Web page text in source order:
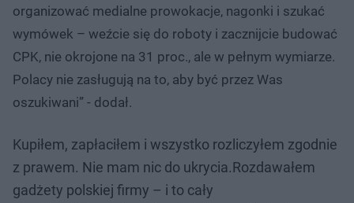
organizować medialne prowokacje, nagonki i szukać
wymówek – weźcie się do roboty i zacznijcie budować
CPK, nie okrojone na 31 proc., ale w pełnym wymiarze.
Polacy nie zasługują na to, aby być przez Was
oszukiwani” - dodał.
Kupiłem, zapłaciłem i wszystko rozliczyłem zgodnie
z prawem. Nie mam nic do ukrycia.Rozdawałem
gadżety polskiej firmy – i to cały